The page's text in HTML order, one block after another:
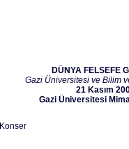
DÜNYA FELSEFE
Gazi Üniversitesi ve Bilim
21 Kasım
Gazi Üniversitesi
Konser